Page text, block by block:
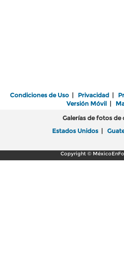
Condiciones de Uso | Privacidad |
Versión Móvil|
Galerías de fotos de
Estados Unidos |
Copyright ©